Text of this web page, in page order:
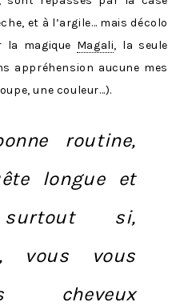
et à l’argile… mais décolo
la magique Magali, la seule
appréhension aucune mes
une couleur…).
routine,
longue et
surtout si,
vous vous
cheveux